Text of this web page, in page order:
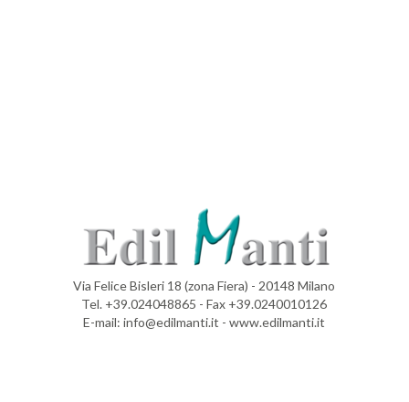
Via Felice Bisleri 18 (zona Fiera) - 20148 Milano
Tel. +39.024048865 - Fax +39.0240010126
E-mail: info@edilmanti.it - www.edilmanti.it